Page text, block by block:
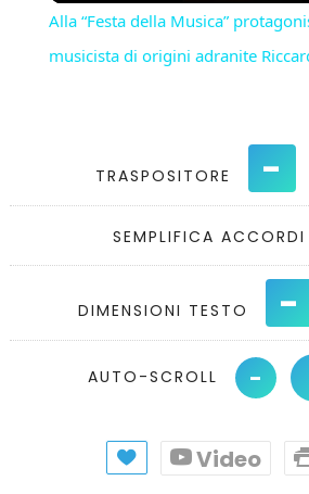
Alla “Festa della Musica”
musicista di origini adranite
TRASPOSITORE -
SEMPLIFICA ACCORDI
DIMENSIONI TESTO -
AUTO-SCROLL -
Video